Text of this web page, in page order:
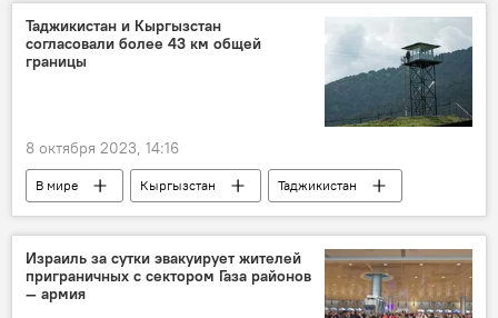
Владимир Путин
Касым-Жомарт Токаев
Таджикистан и Кыргызстан
согласовали более 43 км общей
границы
8 октября 2023, 14:16
В мире Кыргызстан
Таджикистан
граница
госграница делимитация
Израиль за сутки эвакуирует жителей
приграничных с сектором Газа районов
— армия